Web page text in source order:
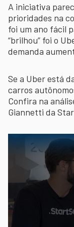
A iniciativa
prioridades na
foi um ano fácil
“brilhou” foi o
demanda
Se a Uber está
carros
Confira na
Giannetti da